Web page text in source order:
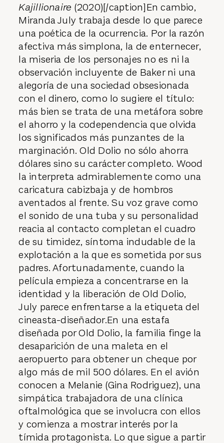
Kajillionaire (2020)[/caption]En cambio,
Miranda July trabaja desde lo que parece
una poética de la ocurrencia. Por la razón
afectiva más simplona, la de enternecer,
la miseria de los personajes no es ni la
observación incluyente de Baker ni una
alegoría de una sociedad obsesionada
con el dinero, como lo sugiere el título:
más bien se trata de una metáfora sobre
el ahorro y la codependencia que olvida
los significados más punzantes de la
marginación. Old Dolio no sólo ahorra
dólares sino su carácter completo. Wood
la interpreta admirablemente como una
caricatura cabizbaja y de hombros
aventados al frente. Su voz grave como
el sonido de una tuba y su personalidad
reacia al contacto completan el cuadro
de su timidez, síntoma indudable de la
explotación a la que es sometida por sus
padres. Afortunadamente, cuando la
película empieza a concentrarse en la
identidad y la liberación de Old Dolio,
July parece enfrentarse a la etiqueta del
cineasta-diseñador.En una estafa
diseñada por Old Dolio, la familia finge la
desaparición de una maleta en el
aeropuerto para obtener un cheque por
algo más de mil 500 dólares. En el avión
conocen a Melanie (Gina Rodriguez), una
simpática trabajadora de una clínica
oftalmológica que se involucra con ellos
y comienza a mostrar interés por la
tímida protagonista. Lo que sigue a partir